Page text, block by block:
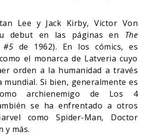
Lee y Jack Kirby, Victor Von
debut en las páginas en The
#5 de 1962). En los cómics, es
el monarca de Latveria cuyo
orden a la humanidad a través
mundial. Si bien, generalmente es
archienemigo de Los 4
se ha enfrentado a otros
como Spider-Man, Doctor
y más.